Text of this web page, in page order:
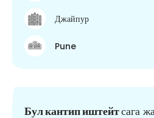
Джайпур
Pune
Бул кантип иштейтсага